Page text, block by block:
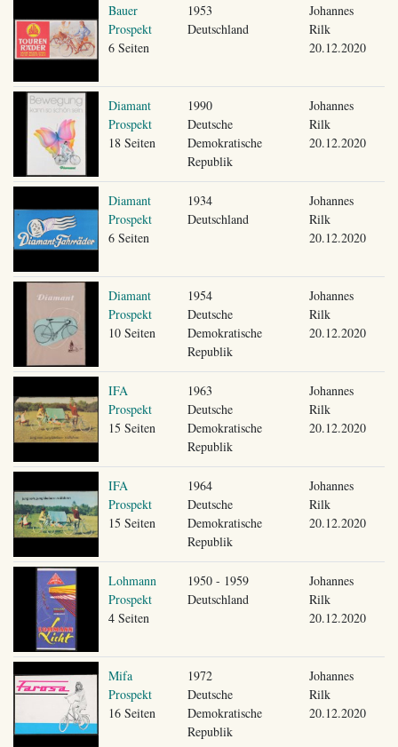
Bauer
Prospekt
6 Seiten
1953
Deutschland
Johannes
Rilk
20.12.2020
Diamant
Prospekt
18 Seiten
1990
Deutsche
Demokratische
Republik
Johannes
Rilk
20.12.2020
Diamant
Prospekt
6 Seiten
1934
Deutschland
Johannes
Rilk
20.12.2020
Diamant
Prospekt
10 Seiten
1954
Deutsche
Demokratische
Republik
Johannes
Rilk
20.12.2020
IFA
Prospekt
15 Seiten
1963
Deutsche
Demokratische
Republik
Johannes
Rilk
20.12.2020
IFA
Prospekt
15 Seiten
1964
Deutsche
Demokratische
Republik
Johannes
Rilk
20.12.2020
Lohmann
Prospekt
4 Seiten
1950 - 1959
Deutschland
Johannes
Rilk
20.12.2020
Mifa
Prospekt
16 Seiten
1972
Deutsche
Demokratische
Republik
Johannes
Rilk
20.12.2020